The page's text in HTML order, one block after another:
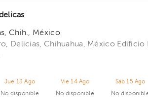
Chih., México
Delicias, Chihuahua, México Edificio
Jue 13 Ago
No disponible
Vie 14 Ago
No disponible
Sáb 15 Ago
No